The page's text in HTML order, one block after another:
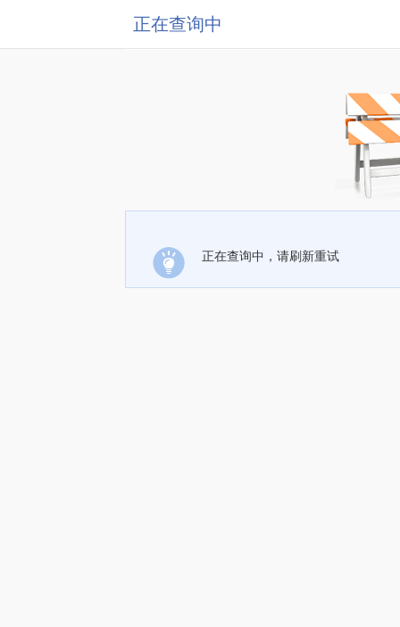
正在查询中
正在查询中，请刷新重试